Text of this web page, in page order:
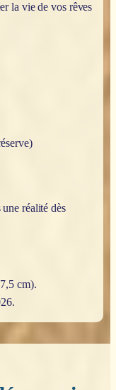
la vie de vos rêves
une réalité dès
cm).